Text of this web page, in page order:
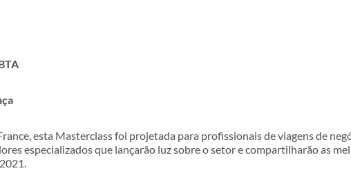
esta Masterclass foi projetada para profissionais de viagens de
especializados que lançarão luz sobre o setor e compartilharão as